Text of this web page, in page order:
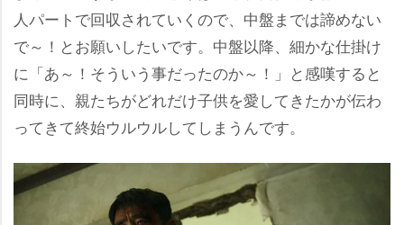
人パートで回収されていくので、中盤までは諦めない
で～！とお願いしたいです。中盤以降、細かな仕掛け
に「あ～！そういう事だったのか～！」と感嘆すると
同時に、親たちがどれだけ子供を愛してきたかが伝わ
ってきて終始ウルウルしてしまうんです。